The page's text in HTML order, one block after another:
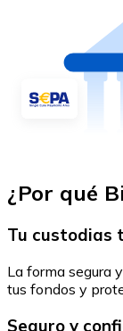
¿Por qué
Tu custodias
La forma segura
tus fondos y
Seguro y